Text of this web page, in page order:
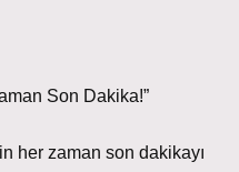
Son Dakika!”
her zaman son dakikayı